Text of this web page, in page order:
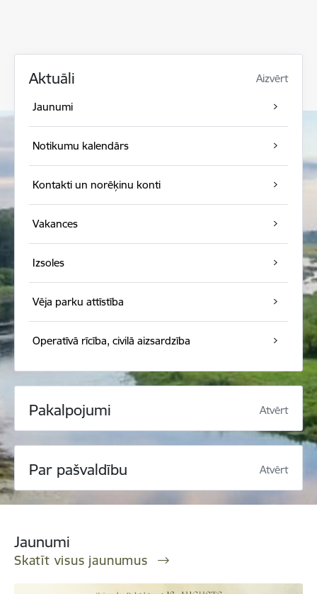
Aktuāli Aizvērt
Jaunumi
Notikumu kalendārs
Kontakti un norēķinu konti
Vakances
Izsoles
Vēja parku attīstība
Operatīvā rīcība, civilā aizsardzība
Pakalpojumi Atvērt
Par pašvaldību Atvērt
Jaunumi
Skatīt visus jaunumus